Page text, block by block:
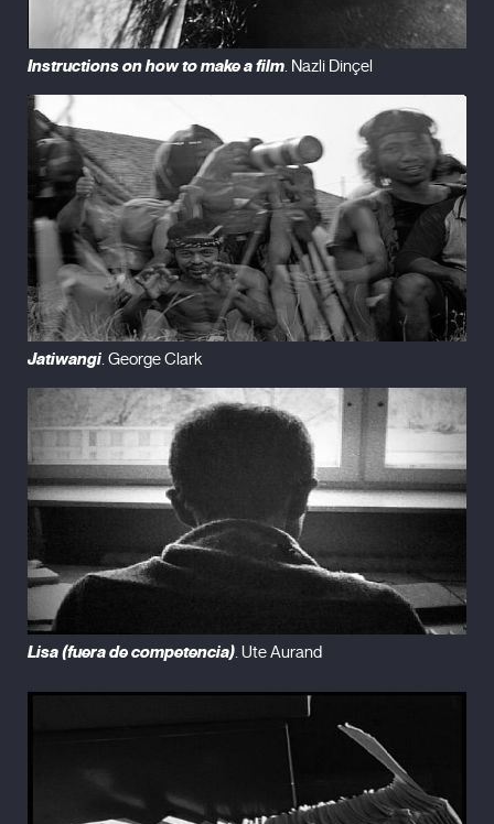
Instructions on how to make a film. Nazli Dinçel
Jatiwangi. George Clark
Lisa (fuera de competencia) . Ute Aurand